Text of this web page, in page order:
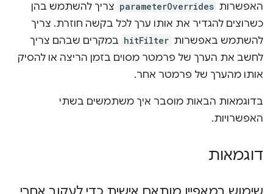
האפשרות parameterOverrides צריך להשתמש בהן
כשרוצים להגדיר את אותו ערך לכל בקשה חוזרת. צריך
להשתמש באפשרות hitFilter במקרים שבהם צריך
לחשב את הערך של פרמטר מסוים בזמן הריצה או להסיק
אותו מהערך של פרמטר אחר.
בדוגמאות הבאות מוסבר איך משתמשים בשתי
האפשרויות.
דוגמאות